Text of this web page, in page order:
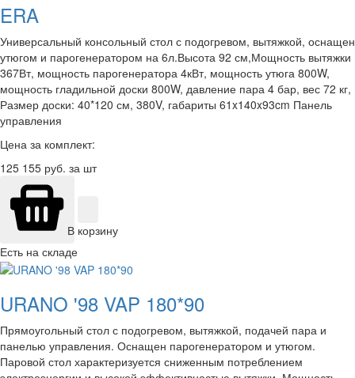
ERA
Универсальный консольный стол с подогревом, вытяжкой, оснащен
утюгом и парогенератором на 6л.Высота 92 см,Мощность вытяжки
367Вт, мощность парогенератора 4кВт, мощность утюга 800W,
мощность гладильной доски 800W, давление пара 4 бар, вес 72 кг,
Размер доски: 40*120 см, 380V, габариты 61x140x93cm Панель
управления
Цена за комплект:
125 155 руб. за шт
В корзину
Есть на складе
URANO '98 VAP 180*90
Прямоугольный стол с подогревом, вытяжкой, подачей пара и
панелью управления. Оснащен парогенератором и утюгом.
Паровой стол характеризуется сниженным потреблением